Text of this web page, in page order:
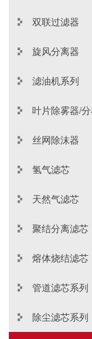
双联过滤器
旋风分离器
滤油机系列
叶片除雾器/
丝网除沫器
氢气滤芯
天然气滤芯
聚结分离滤芯
熔体烧结滤芯
管道滤芯系列
除尘滤芯系列